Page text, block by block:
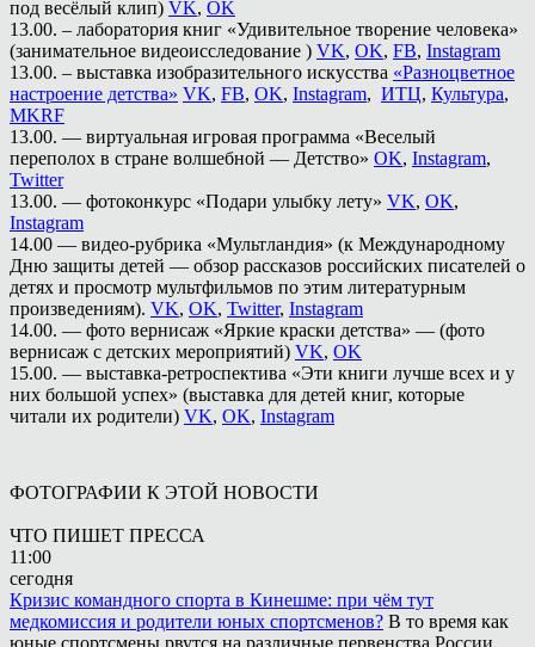
под весёлый клип) VK, OK
13.00. – лаборатория книг «Удивительное творение человека»
(занимательное видеоисследование ) VK, OK, FB, Instagram
13.00. – выставка изобразительного искусства «Разноцветное
настроение детства» VK, FB, OK, Instagram, ИТЦ, Культура,
MKRF
13.00. — виртуальная игровая программа «Веселый
переполох в стране волшебной — Детство» OK, Instagram,
Twitter
13.00. — фотоконкурс «Подари улыбку лету» VK, OK,
Instagram
14.00 — видео-рубрика «Мультландия» (к Международному
Дню защиты детей — обзор рассказов российских писателей о
детях и просмотр мультфильмов по этим литературным
произведениям). VK, OK, Twitter, Instagram
14.00. — фото вернисаж «Яркие краски детства» — (фото
вернисаж с детских мероприятий) VK, OK
15.00. — выставка-ретроспектива «Эти книги лучше всех и у
них большой успех» (выставка для детей книг, которые
читали их родители) VK, OK, Instagram
ФОТОГРАФИИ К ЭТОЙ НОВОСТИ
ЧТО ПИШЕТ ПРЕССА
11:00
сегодня
Кризис командного спорта в Кинешме: при чём тут
медкомиссия и родители юных спортсменов? В то время как
юные спортсмены рвутся на различные первенства России,